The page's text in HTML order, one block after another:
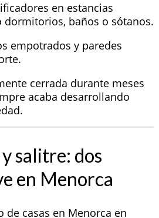
en estancias
dormitorios, baños o sótanos.
empotrados y paredes
cerrada durante meses
acaba desarrollando
salitre: dos
en Menorca
de casas en Menorca en